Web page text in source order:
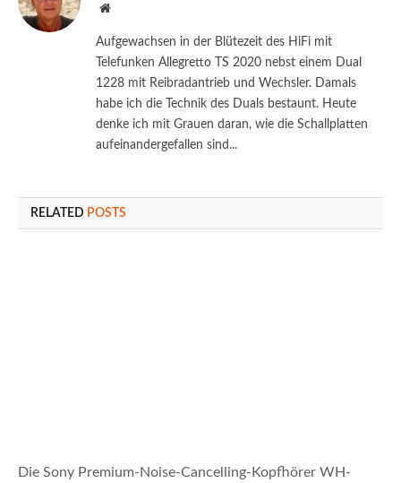
Website
Aufgewachsen in der Blütezeit des HiFi mit
Telefunken Allegretto TS 2020 nebst einem Dual
1228 mit Reibradantrieb und Wechsler. Damals
habe ich die Technik des Duals bestaunt. Heute
denke ich mit Grauen daran, wie die Schallplatten
aufeinandergefallen sind...
RELATED POSTS
Die Sony Premium-Noise-Cancelling-Kopfhörer WH-